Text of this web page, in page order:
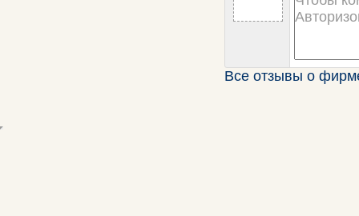
Все отзывы о